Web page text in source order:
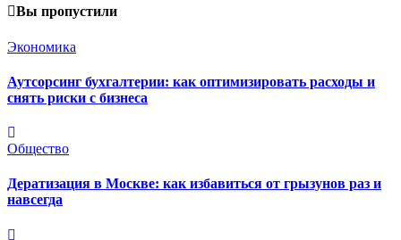
Вы пропустили
Экономика
Аутсорсинг бухгалтерии: как оптимизировать расходы и
снять риски с бизнеса
Общество
Дератизация в Москве: как избавиться от грызунов раз и
навсегда